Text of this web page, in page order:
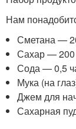
Нам
Сметана —
Сахар — 200
Сода — 0,5
Мука (на
Джем для
Сахарная